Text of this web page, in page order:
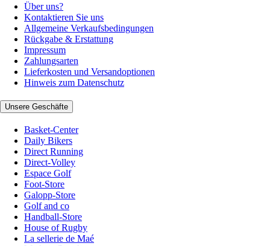
Über uns?
Kontaktieren Sie uns
Allgemeine Verkaufsbedingungen
Rückgabe & Erstattung
Impressum
Zahlungsarten
Lieferkosten und Versandoptionen
Hinweis zum Datenschutz
Unsere Geschäfte
Basket-Center
Daily Bikers
Direct Running
Direct-Volley
Espace Golf
Foot-Store
Galopp-Store
Golf and co
Handball-Store
House of Rugby
La sellerie de Maé